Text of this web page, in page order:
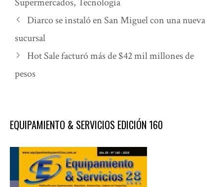
Supermercados,Tecnología
Diarco se instaló en San Miguel con una nueva
sucursal
Hot Sale facturó más de $42 mil millones de
pesos
EQUIPAMIENTO & SERVICIOS EDICIÓN 160